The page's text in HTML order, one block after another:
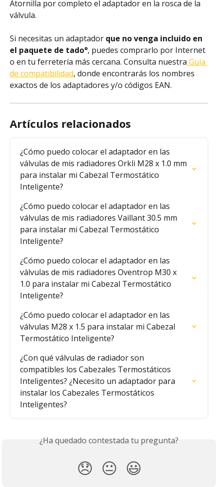
Atornilla por completo el adaptador en la rosca de la
válvula.
Si necesitas un adaptador que no venga incluido en
el paquete de tado°, puedes comprarlo por Internet
o en tu ferretería más cercana. Consulta nuestra Guía
de compatibilidad, donde encontrarás los nombres
exactos de los adaptadores y/o códigos EAN.
Artículos relacionados
¿Cómo puedo colocar el adaptador en las
válvulas de mis radiadores Orkli M28 x 1.0 mm
para instalar mi Cabezal Termostático
Inteligente?
¿Cómo puedo colocar el adaptador en las
válvulas de mis radiadores Vaillant 30.5 mm
para instalar mi Cabezal Termostático
Inteligente?
¿Cómo puedo colocar el adaptador en las
válvulas de mis radiadores Oventrop M30 x
1.0 para instalar mi Cabezal Termostático
Inteligente?
¿Cómo puedo colocar el adaptador en las
válvulas M28 x 1.5 para instalar mi Cabezal
Termostático Inteligente?
¿Con qué válvulas de radiador son
compatibles los Cabezales Termostáticos
Inteligentes? ¿Necesito un adaptador para
instalar los Cabezales Termostáticos
Inteligentes?
¿Ha quedado contestada tu pregunta?
😞 😐 😃